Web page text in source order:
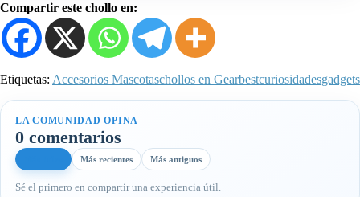
Compartir este chollo en:
Etiquetas: Accesorios Mascotaschollos en Gearbestcuriosidadesgadgets
LA COMUNIDAD OPINA
0 comentarios
Más recientes Más antiguos
Sé el primero en compartir una experiencia útil.